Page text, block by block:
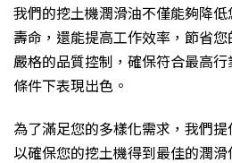
我們的挖土機潤滑油不僅能夠降
壽命，還能提高工作效率，節省
嚴格的品質控制，確保符合最高
條件下表現出色。
為了滿足您的多樣化需求，我們提
以確保您的挖土機得到最佳的潤